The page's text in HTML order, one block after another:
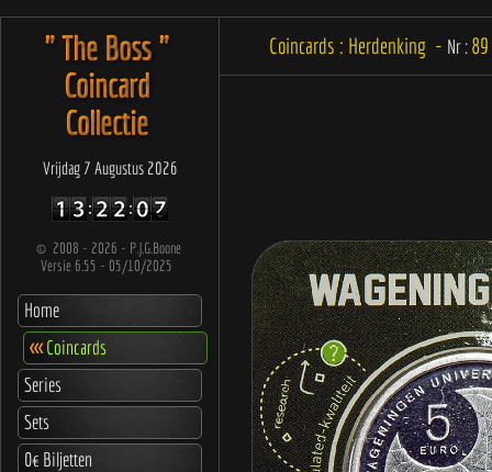
" The Boss "
Coincard
Collectie
Vrijdag 7 Augustus 2026
© 2008 - 2026 - P.J.G.Boone
Versie 6.55 - 05/10/2025
Home
<<<Coincards
Series
Sets
0€ Biljetten
Coincards : Herdenking - Nr :89